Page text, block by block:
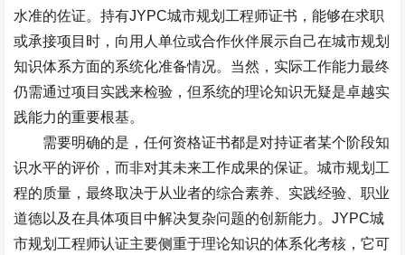
水准的佐证。持有JYPC城市规划工程师证书，能够在求职
或承接项目时，向用人单位或合作伙伴展示自己在城市规划
知识体系方面的系统化准备情况。当然，实际工作能力最终
仍需通过项目实践来检验，但系统的理论知识无疑是卓越实
践能力的重要根基。
需要明确的是，任何资格证书都是对持证者某个阶段知
识水平的评价，而非对其未来工作成果的保证。城市规划工
程的质量，最终取决于从业者的综合素养、实践经验、职业
道德以及在具体项目中解决复杂问题的创新能力。JYPC城
市规划工程师认证主要侧重于理论知识的体系化考核，它可